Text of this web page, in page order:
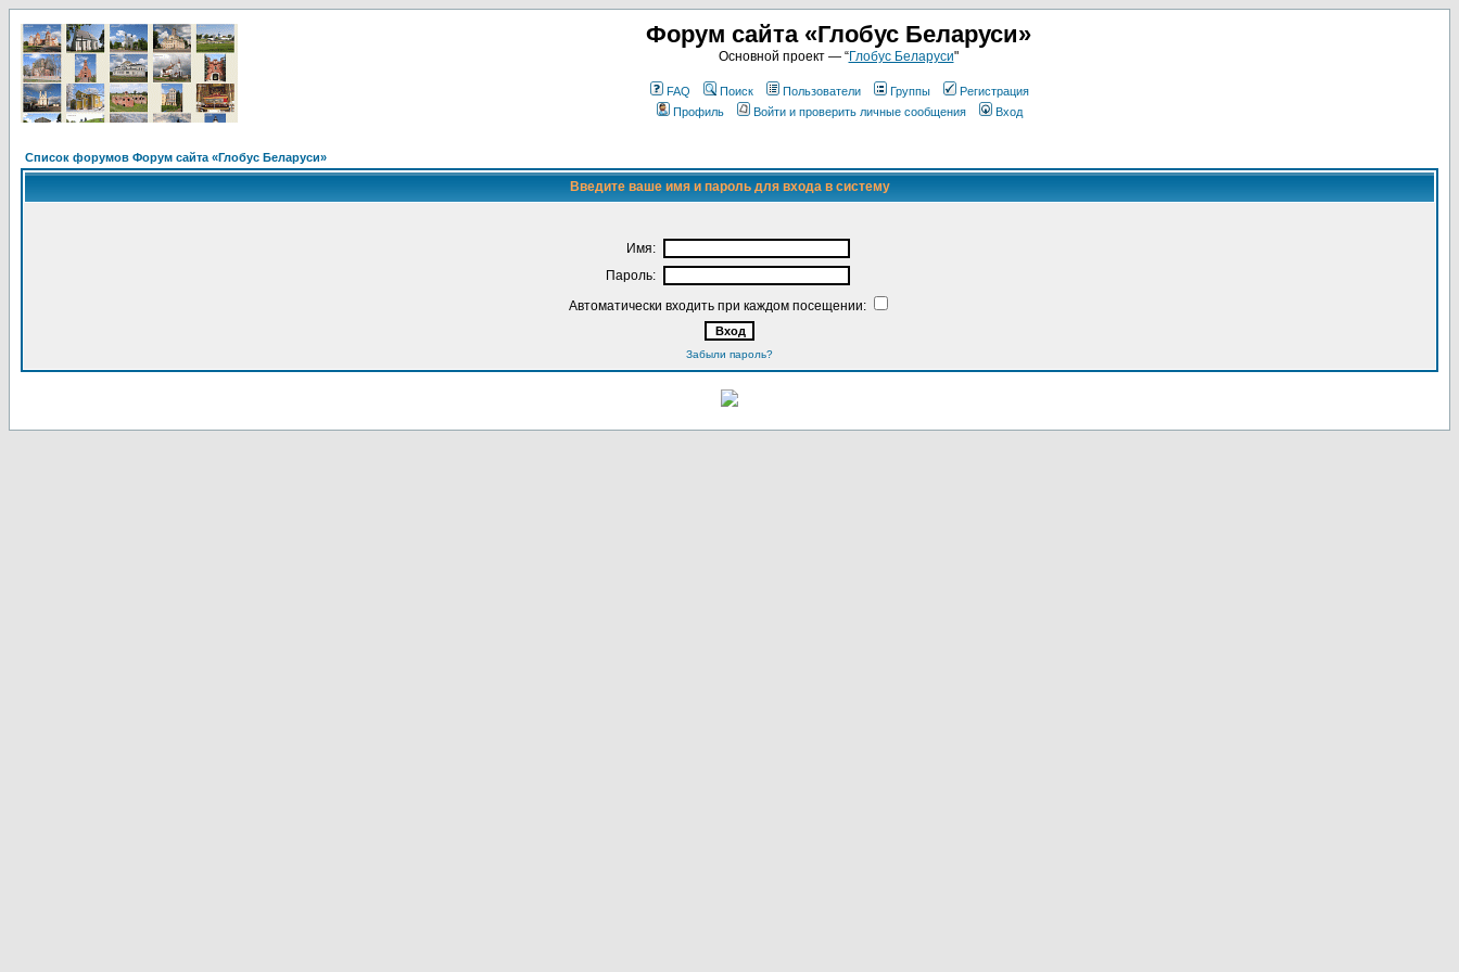
Форум сайта «Глобус Беларуси»
Основной проект — “Глобус Беларуси"
FAQ Поиск Пользователи Группы
Регистрация
Профиль
Войти и проверить личные сообщения Вход
Список форумов Форум сайта «Глобус Беларуси»
Введите ваше имя и пароль для входа в систему
Имя:
Пароль:
Автоматически входить при каждом посещении:
Забыли пароль?